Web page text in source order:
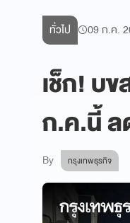
ทั่วไป 09 ก.ค.
เช็ก! บ
ก.ค.นี้ ล
By กรุงเทพธุรกิจ